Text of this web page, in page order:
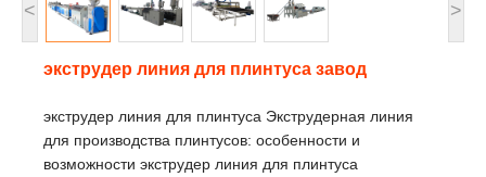
< >
экструдер линия для плинтуса завод
экструдер линия для плинтуса Экструдерная линия
для производства плинтусов: особенности и
возможности экструдер линия для плинтуса